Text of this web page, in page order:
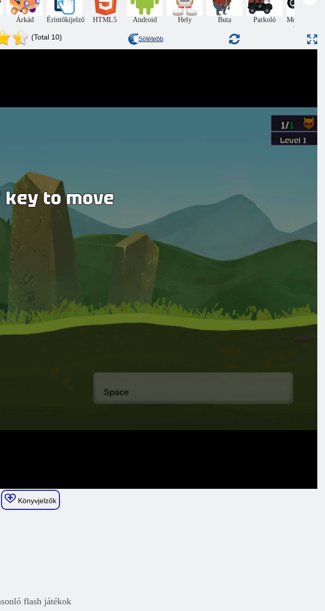
Tank háborúk Warzone páncél Konfliktus korai
Utolsó háború:
Túlélés
Árkád Érintőkijelző HTML5 Android Hely Buta Parkoló
verseny
(Total 10) Sötétebb
Könyvjelzők
flash játékok